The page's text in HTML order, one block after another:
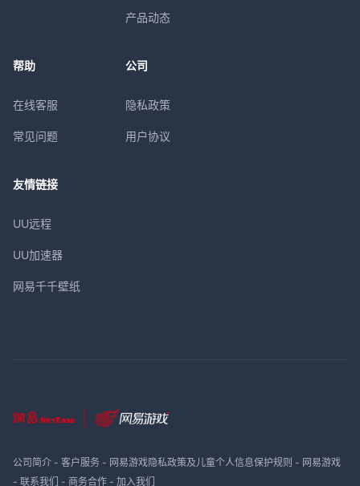
产品动态
帮助
在线客服
常见问题
公司
隐私政策
用户协议
友情链接
UU远程
UU加速器
网易千千壁纸
公司简介- 客户服务- 网易游戏隐私政策及儿童个人信息保护规则 - 网易游戏
- 联系我们 - 商务合作- 加入我们